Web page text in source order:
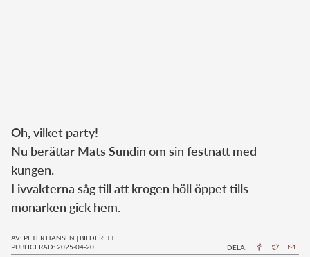
Oh, vilket party!
Nu berättar Mats Sundin om sin festnatt med
kungen.
Livvakterna såg till att krogen höll öppet tills
monarken gick hem.
AV: PETER HANSEN | BILDER: TT
PUBLICERAD: 2025-04-20
DELA: